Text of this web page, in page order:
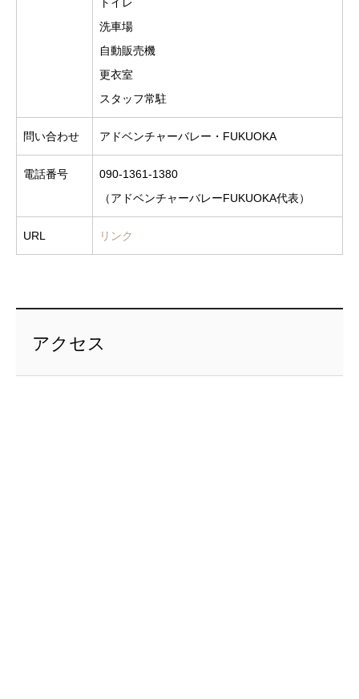
トイレ
洗車場
自動販売機
更衣室
スタッフ常駐
問い合わせ アドベンチャーバレー・FUKUOKA
電話番号
090-1361-1380
（アドベンチャーバレーFUKUOKA代表）
URL リンク
アクセス